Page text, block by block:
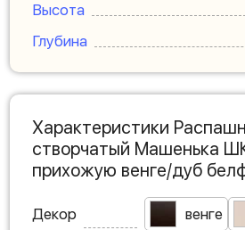
Высота
Глубина
Характеристики
створчатый Машенька
прихожую венге/дуб
Декор венге